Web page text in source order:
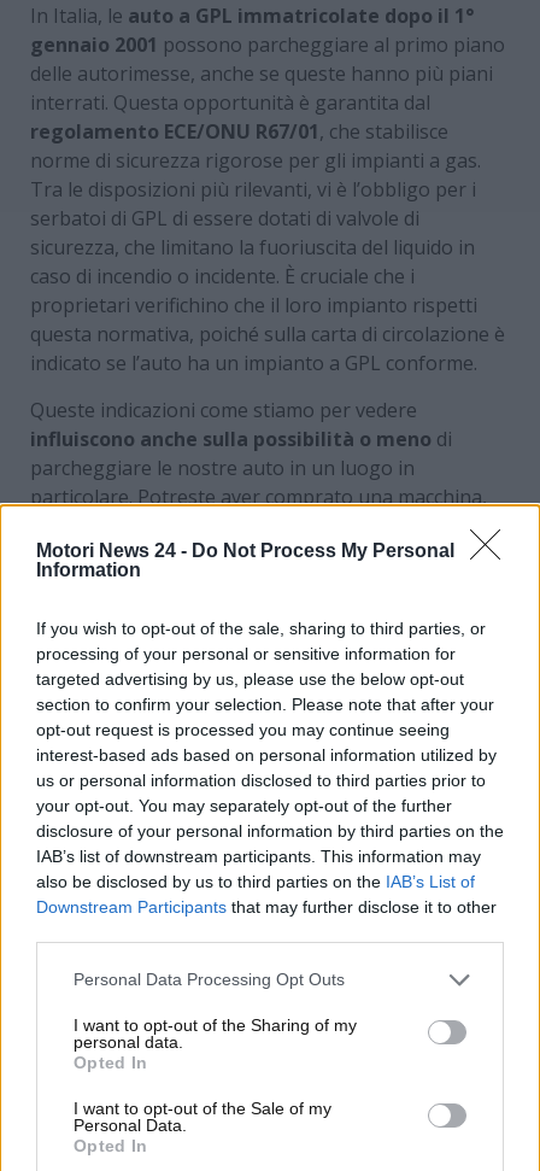
Motori News 24 - Do Not Process My Personal
Information
If you wish to opt-out of the sale, sharing to third parties, or
processing of your personal or sensitive information for
targeted advertising by us, please use the below opt-out
section to confirm your selection. Please note that after your
opt-out request is processed you may continue seeing
interest-based ads based on personal information utilized by
us or personal information disclosed to third parties prior to
your opt-out. You may separately opt-out of the further
disclosure of your personal information by third parties on the
IAB’s list of downstream participants. This information may
also be disclosed by us to third parties on the IAB’s List of
Downstream Participants that may further disclose it to other
Personal Data Processing Opt Outs
I want to opt-out of the Sharing of my
personal data.
Opted In
I want to opt-out of the Sale of my
Personal Data.
Opted In
In Italia, le auto a GPL immatricolate dopo il 1°
gennaio 2001 possono parcheggiare al primo piano
delle autorimesse, anche se queste hanno più piani
interrati. Questa opportunità è garantita dal
regolamento ECE/ONU R67/01, che stabilisce
norme di sicurezza rigorose per gli impianti a gas.
Tra le disposizioni più rilevanti, vi è l’obbligo per i
serbatoi di GPL di essere dotati di valvole di
sicurezza, che limitano la fuoriuscita del liquido in
caso di incendio o incidente. È cruciale che i
proprietari verifichino che il loro impianto rispetti
questa normativa, poiché sulla carta di circolazione è
indicato se l’auto ha un impianto a GPL conforme.
Queste indicazioni come stiamo per vedere
influiscono anche sulla possibilità o meno di
parcheggiare le nostre auto in un luogo in
particolare. Potreste aver comprato una macchina,
quindi, che non potete nemmeno tenere nel garage
della vostra palazzina se mancano queste garanzie!
Sicurezza nelle autorimesse
e box condominiali
Le autorimesse dove si intende parcheggiare
un’auto a GPL devono essere dotate di adeguati
sistemi di ventilazione e dispositivi per la rilevazione
di fughe di gas. Queste misure sono necessarie per
garantireun ambiente sicuro, poiché il GPL,
essendo più pesante dell’aria, tende a scendere. In
caso di fuga, si potrebbero creare situazioni
potenzialmente pericolose se il veicolo fosse
parcheggiato in un piano interrato.
È importante sottolineare che leauto a GPL non
conformialla normativa ECE/ONU R67/01 possono
parcheggiare solo nei piani fuori terra delle
autorimesse, senza comunicazione con i piani
interrati. Questo rappresenta una limitazione
significativa per i proprietari di tali veicoli,